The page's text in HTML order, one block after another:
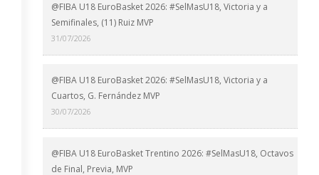
@FIBA U18 EuroBasket 2026: #SelMasU18, Victoria y a
Semifinales, (11) Ruiz MVP
31/07/2026
@FIBA U18 EuroBasket 2026: #SelMasU18, Victoria y a
Cuartos, G. Fernández MVP
30/07/2026
@FIBA U18 EuroBasket Trentino 2026: #SelMasU18, Octavos
de Final, Previa, MVP